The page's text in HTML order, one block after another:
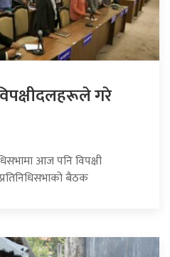
गरे
आज पनि विपक्षी
बैठक